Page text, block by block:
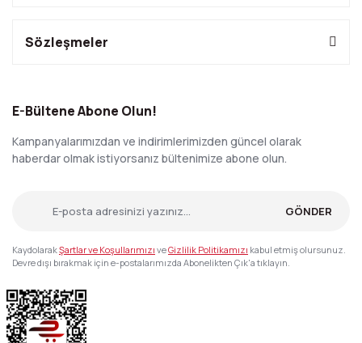
Sözleşmeler
E-Bültene Abone Olun!
Kampanyalarımızdan ve indirimlerimizden güncel olarak
haberdar olmak istiyorsanız bültenimize abone olun.
GÖNDER
KaydolarakŞartlar ve Koşullarımızı veGizlilik Politikamızı kabul etmiş olursunuz.
Devre dışı bırakmak için e-postalarımızda Abonelikten Çık'a tıklayın.